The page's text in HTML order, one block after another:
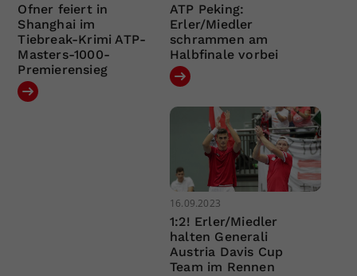
Ofner feiert in
Shanghai im
Tiebreak-Krimi ATP-
Masters-1000-
Premierensieg
ATP Peking:
Erler/Miedler
schrammen am
Halbfinale vorbei
16.09.2023
1:2! Erler/Miedler
halten Generali
Austria Davis Cup
Team im Rennen